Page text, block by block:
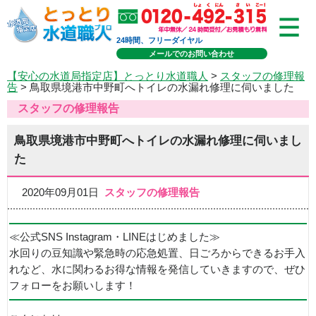
24時間、フリーダイヤル
メールでのお問い合わせ
【安心の水道局指定店】とっとり水道職人 > スタッフの修理報
告 > 鳥取県境港市中野町へトイレの水漏れ修理に伺いました
スタッフの修理報告
鳥取県境港市中野町へトイレの水漏れ修理に伺いまし
た
2020年09月01日 スタッフの修理報告
≪公式SNS Instagram・LINEはじめました≫
水回りの豆知識や緊急時の応急処置、日ごろからできるお手入
れなど、水に関わるお得な情報を発信していきますので、ぜひ
フォローをお願いします！